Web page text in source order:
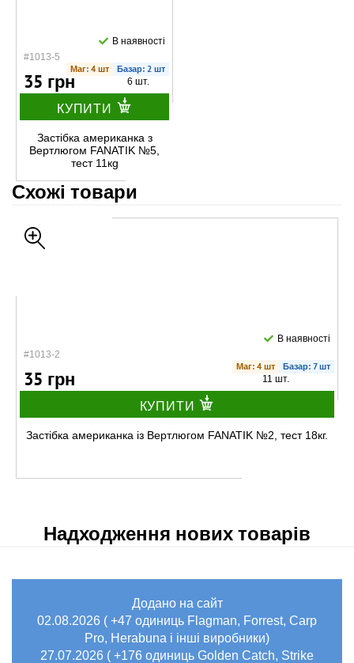
#1013-5
В наявності
Маг: 4 шт Базар: 2 шт
35 грн 6 шт.
КУПИТИ
Застібка американка з
Вертлюгом FANATIK №5,
тест 11кg
Схожі товари
#1013-2
В наявності
Маг: 4 шт Базар: 7 шт
35 грн 11 шт.
КУПИТИ
Застібка американка із Вертлюгом FANATIK №2, тест 18кг.
#1013-3
Маг: 4 шт
35 грн 8 шт.
Надходження нових товарів
Додано на сайт
02.08.2026 ( +47 одиниць Flagman, Forrest, Carp
Pro, Herabuna і інші виробники)
27.07.2026 ( +176 одиниць Golden Catch, Strike